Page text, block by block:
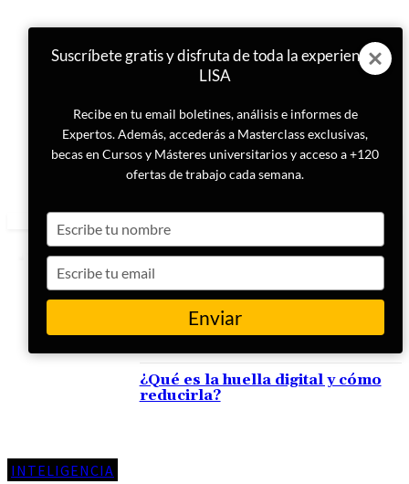
ETIQUETA
Huella
INTELIGENCIA
¿Qué es la huella digital y cómo
reducirla?
Suscríbete gratis y disfruta de toda la experiencia
LISA
Recibe en tu email boletines, análisis e informes de
Expertos. Además, accederás a Masterclass exclusivas,
becas en Cursos y Másteres universitarios y acceso a +120
ofertas de trabajo cada semana.
your
name
your
email
Enviar